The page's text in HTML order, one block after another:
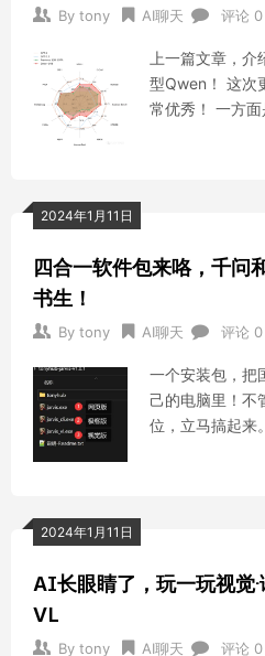
By tony AI聊天 评论 0
上一篇文章，
型Qwen！ 这次
常优秀！ 一方
2024年1月11日
四合一软件包来咯，千问
书生！
By tony AI聊天 评论 0
一个安装包，把
己的电脑里！不
位，立马搞起
2024年1月11日
AI长眼睛了，玩一玩视觉
VL
By tony AI聊天 评论 0